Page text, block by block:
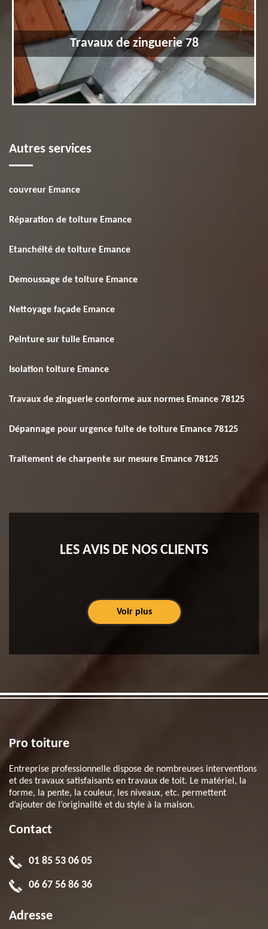
Travaux de zinguerie 78
Autres services
couvreur Emance
Réparation de toiture Emance
Etanchéité de toiture Emance
Demoussage de toiture Emance
Nettoyage façade Emance
Peinture sur tuile Emance
Isolation toiture Emance
Travaux de zinguerie conforme aux normes Emance 78125
Dépannage pour urgence fuite de toiture Emance 78125
Traitement de charpente sur mesure Emance 78125
LES AVIS DE NOS CLIENTS
Voir plus
Pro toiture
Entreprise professionnelle dispose de nombreuses interventions
et des travaux satisfaisants en travaux de toit. Le matériel, la
forme, la pente, la couleur, les niveaux, etc. permettent
d’ajouter de l’originalité et du style à la maison.
Contact
01 85 53 06 05
06 67 56 86 36
Adresse